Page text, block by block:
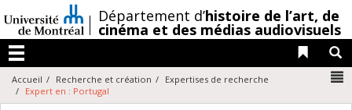
au
contenu
/Département d’histoire de l’art, de
cinéma et des médias audiovisuels
Menu
Liens
Accueil Recherche et création
Expertises de recherche
Expert en : Portugal